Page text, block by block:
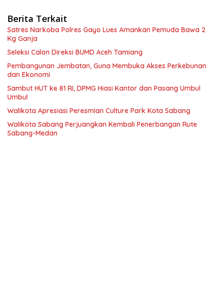
Berita Terkait
Satres Narkoba Polres Gayo Lues Amankan Pemuda Bawa 2
Kg Ganja
Seleksi Calon Direksi BUMD Aceh Tamiang
Pembangunan Jembatan, Guna Membuka Akses Perkebunan
dan Ekonomi
Sambut HUT ke 81 RI, DPMG Hiasi Kantor dan Pasang Umbul
Umbul
Walikota Apresiasi Peresmian Culture Park Kota Sabang
Walikota Sabang Perjuangkan Kembali Penerbangan Rute
Sabang-Medan